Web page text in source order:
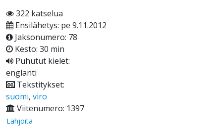
322 katselua
Ensilähetys: pe 9.11.2012
Jaksonumero: 78
Kesto: 30 min
Puhutut kielet:
englanti
Tekstitykset:
suomi, viro
Viitenumero: 1397
Lahjoita